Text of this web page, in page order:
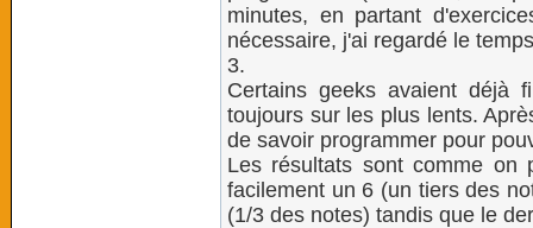
minutes, en partant
nécessaire, j'ai regardé le
3.
Certains geeks avaient déjà
toujours sur les plus lents.
de savoir programmer pour
Les résultats sont comme on
facilement un 6 (un tiers des
(1/3 des notes) tandis que le